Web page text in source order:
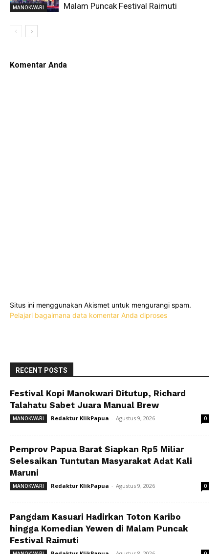
MANOKWARI
Malam Puncak Festival Raimuti
Komentar Anda
Situs ini menggunakan Akismet untuk mengurangi spam.
Pelajari bagaimana data komentar Anda diproses
RECENT POSTS
Festival Kopi Manokwari Ditutup, Richard
Talahatu Sabet Juara Manual Brew
MANOKWARI Redaktur KlikPapua - Agustus 9, 2026 0
Pemprov Papua Barat Siapkan Rp5 Miliar
Selesaikan Tuntutan Masyarakat Adat Kali
Maruni
MANOKWARI Redaktur KlikPapua - Agustus 9, 2026 0
Pangdam Kasuari Hadirkan Toton Karibo
hingga Komedian Yewen di Malam Puncak
Festival Raimuti